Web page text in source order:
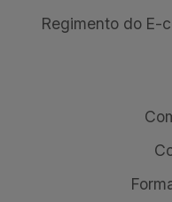
Regimento do E-